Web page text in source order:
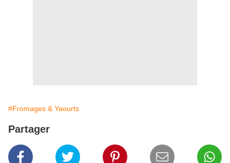
#Fromages & Yaourts
Partager